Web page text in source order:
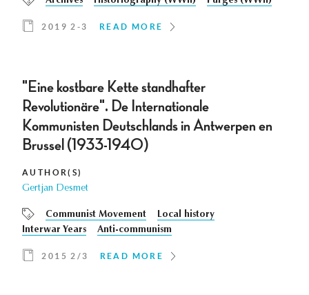
2019 2-3 READ MORE
"Eine kostbare Kette standhafter
Revolutionäre". De Internationale
Kommunisten Deutschlands in Antwerpen en
Brussel (1933-1940)
AUTHOR(S)
Gertjan Desmet
Communist Movement
Local history
Interwar Years
Anti-communism
2015 2/3 READ MORE